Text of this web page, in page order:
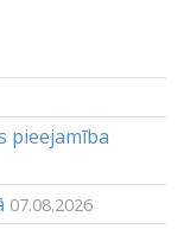
pieejamība
07.08.2026